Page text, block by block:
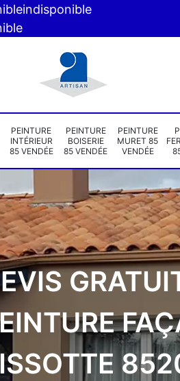
indisponible
PEINTURE
INTÉRIEUR
85 VENDÉE
PEINTURE
BOISERIE
85 VENDÉE
PEINTURE
MURET 85
VENDÉE